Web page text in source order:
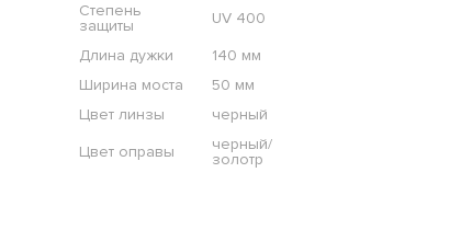
Степень
защиты
UV 400
Длина дужки
140 мм
Ширина моста
50 мм
Цвет линзы
черный
Цвет оправы
черный/
золотр